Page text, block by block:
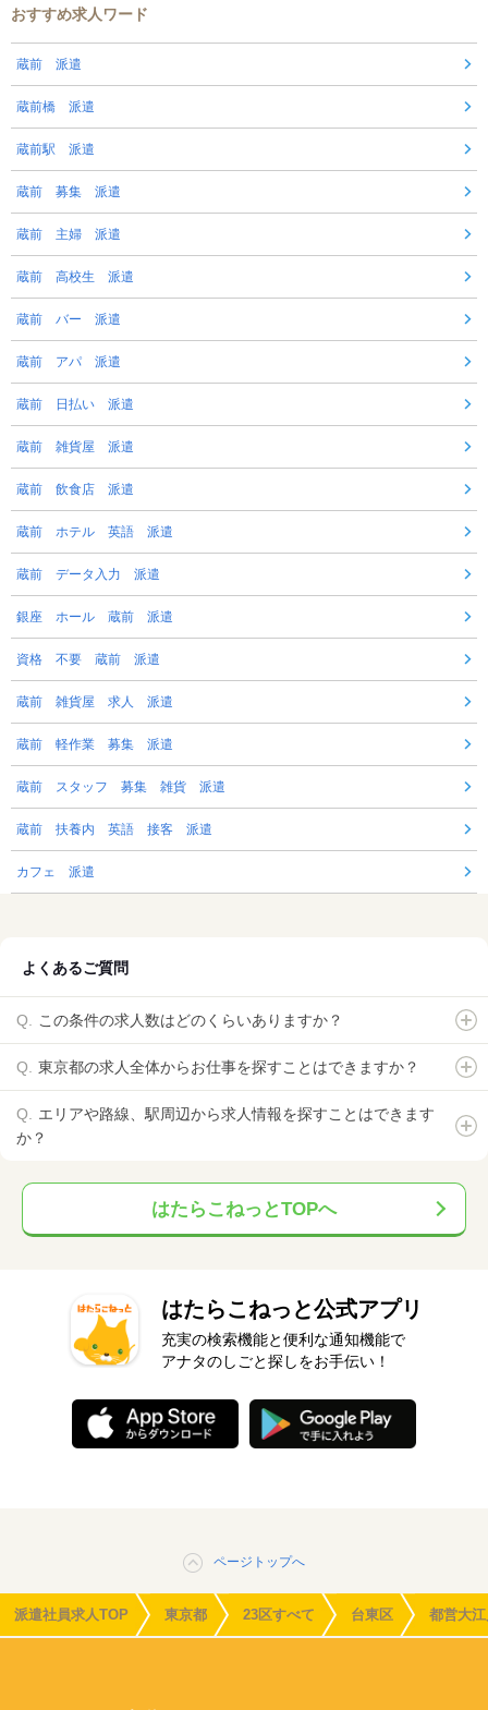
おすすめ求人ワード
蔵前 派遣
蔵前橋 派遣
蔵前駅 派遣
蔵前 募集 派遣
蔵前 主婦 派遣
蔵前 高校生 派遣
蔵前 バー 派遣
蔵前 アパ 派遣
蔵前 日払い 派遣
蔵前 雑貨屋 派遣
蔵前 飲食店 派遣
蔵前 ホテル 英語 派遣
蔵前 データ入力 派遣
銀座 ホール 蔵前 派遣
資格 不要 蔵前 派遣
蔵前 雑貨屋 求人 派遣
蔵前 軽作業 募集 派遣
蔵前 スタッフ 募集 雑貨 派遣
蔵前 扶養内 英語 接客 派遣
カフェ 派遣
よくあるご質問
この条件の求人数はどのくらいありますか？
東京都の求人全体からお仕事を探すことはできますか？
エリアや路線、駅周辺から求人情報を探すことはできます
か？
はたらこねっとTOPへ
はたらこねっと公式アプリ
充実の検索機能と便利な通知機能で
アナタのしごと探しをお手伝い！
ページトップへ
派遣社員求人TOP 東京都 23区すべて 台東区 都営大